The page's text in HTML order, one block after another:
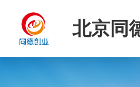
北京同